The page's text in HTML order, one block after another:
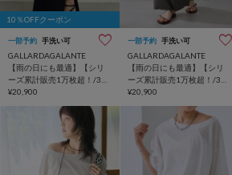
10％OFFクーポン
一部予約 手洗い可
GALLARDAGALANTE
【雨の日にも最適】【シリ
ーズ累計販売1万枚超！/3サ
イズ展開】ストレッチマキ
シタイトスカート2
¥20,900
一部予約 手洗い可
GALLARDAGALANTE
【雨の日にも最適】【シリ
ーズ累計販売1万枚超！/3サ
イズ展開】ストレッチマキ
シタイトスカート2
¥20,900